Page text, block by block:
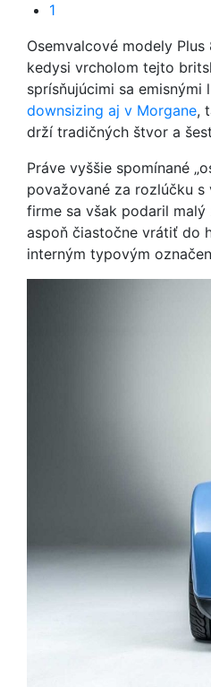
1
Osemvalcové modely
kedysi vrcholom tejto
sprísňujúcimi sa emisnými
downsizing aj v Morgane,
drží tradičných štvor a
Práve vyššie spomínané
považované za rozlúčku
firme sa však podaril malý
aspoň čiastočne vrátiť do
interným typovým